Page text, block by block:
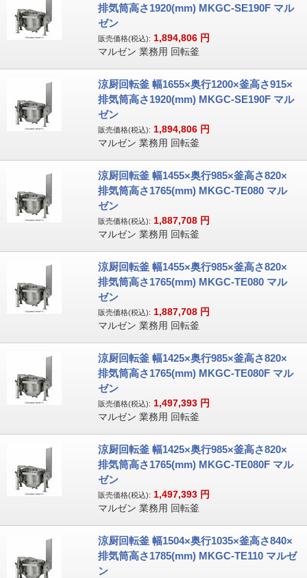
排気筒高さ1920(mm) MKGC-SE190F マル
ゼン
販売価格(税込): 1,894,806 円
マルゼン 業務用 回転釜
涼厨回転釜 幅1655×奥行1200×釜高さ915×
排気筒高さ1920(mm) MKGC-SE190F マル
ゼン
販売価格(税込): 1,894,806 円
マルゼン 業務用 回転釜
涼厨回転釜 幅1455×奥行985×釜高さ820×
排気筒高さ1765(mm) MKGC-TE080 マル
ゼン
販売価格(税込): 1,887,708 円
マルゼン 業務用 回転釜
涼厨回転釜 幅1455×奥行985×釜高さ820×
排気筒高さ1765(mm) MKGC-TE080 マル
ゼン
販売価格(税込): 1,887,708 円
マルゼン 業務用 回転釜
涼厨回転釜 幅1425×奥行985×釜高さ820×
排気筒高さ1765(mm) MKGC-TE080F マル
ゼン
販売価格(税込): 1,497,393 円
マルゼン 業務用 回転釜
涼厨回転釜 幅1425×奥行985×釜高さ820×
排気筒高さ1765(mm) MKGC-TE080F マル
ゼン
販売価格(税込): 1,497,393 円
マルゼン 業務用 回転釜
涼厨回転釜 幅1504×奥行1035×釜高さ840×
排気筒高さ1785(mm) MKGC-TE110 マルゼ
ン